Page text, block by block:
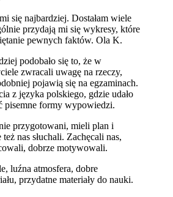
się najbardziej. Dostałam wiele
przydają mi się wykresy, które
pewnych faktów. Ola K.
podobało się to, że w
zwracali uwagę na rzeczy,
pojawią się na egzaminach.
z języka polskiego, gdzie udało
pisemne formy wypowiedzi.
przygotowani, mieli plan i
nas słuchali. Zachęcali nas,
dobrze motywowali.
luźna atmosfera, dobre
przydatne materiały do nauki.